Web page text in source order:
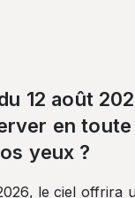
12 août
en toute
yeux ?
le ciel offrira